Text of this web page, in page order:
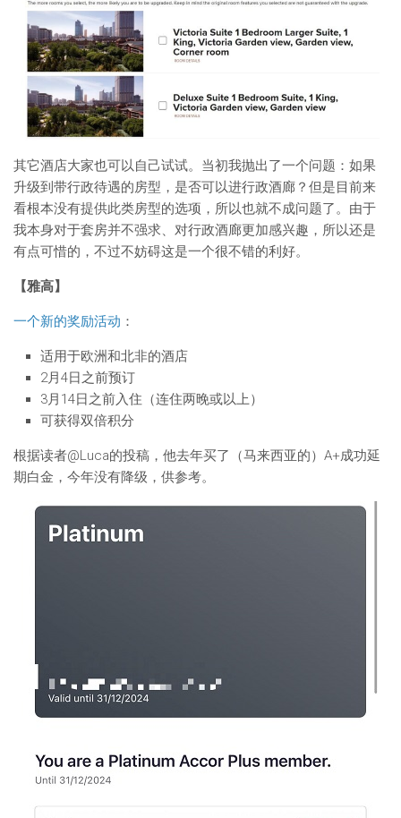
其它酒店大家也可以自己试试。当初我抛出了一个问题：如果
升级到带行政待遇的房型，是否可以进行政酒廊？但是目前来
看根本没有提供此类房型的选项，所以也就不成问题了。由于
我本身对于套房并不强求、对行政酒廊更加感兴趣，所以还是
有点可惜的，不过不妨碍这是一个很不错的利好。
【雅高】
一个新的奖励活动 ：
适用于欧洲和北非的酒店
2月4日之前预订
3月14日之前入住（连住两晚或以上）
可获得双倍积分
根据读者@Luca的投稿，他去年买了（马来西亚的）A+成功延
期白金，今年没有降级，供参考。